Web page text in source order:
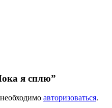
я сплю”
авторизоваться.